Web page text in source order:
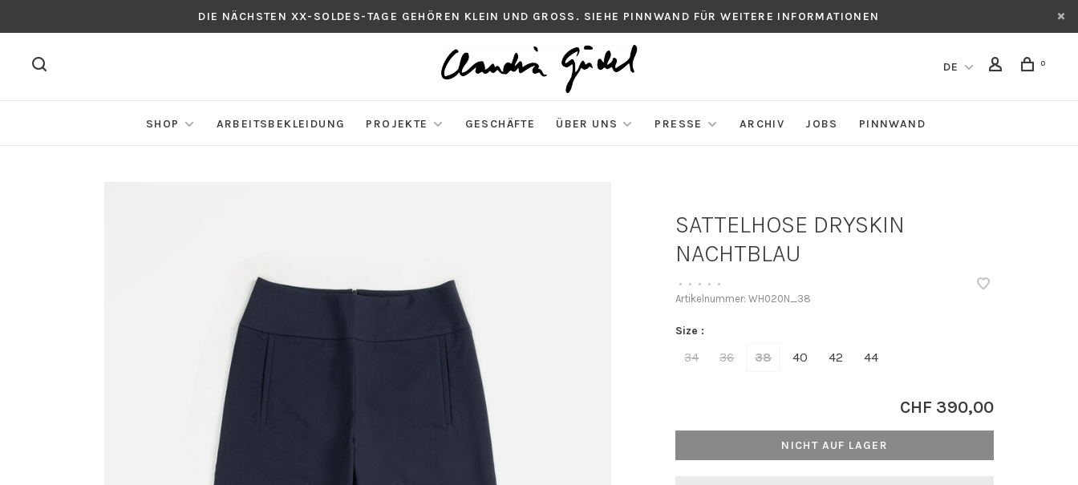
DIE NÄCHSTEN XX-SOLDES-TAGE GEHÖREN KLEIN UND GROSS. SIEHE PINNWAND FÜR WEITERE INFORMATIONEN
DE 0
SHOP ARBEITSBEKLEIDUNG PROJEKTE GESCHÄFTE ÜBER UNS PRESSE ARCHIV JOBS PINNWAND
SATTELHOSE DRYSKIN
NACHTBLAU
• • • • •
Artikelnummer: WH020N_38
Size :
34 36 38 40 42 44
CHF 390,00
NICHT AUF LAGER